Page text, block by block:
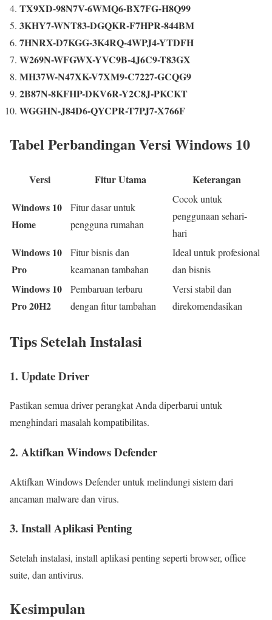
TX9XD-98N7V-6WMQ6-BX7FG-H8Q99
3KHY7-WNT83-DGQKR-F7HPR-844BM
7HNRX-D7KGG-3K4RQ-4WPJ4-YTDFH
W269N-WFGWX-YVC9B-4J6C9-T83GX
MH37W-N47XK-V7XM9-C7227-GCQG9
2B87N-8KFHP-DKV6R-Y2C8J-PKCKT
WGGHN-J84D6-QYCPR-T7PJ7-X766F
Tabel Perbandingan Versi Windows 10
Versi Fitur Utama
Keterangan
Windows 10
Home
Fitur dasar untuk
pengguna rumahan
Cocok untuk
penggunaan sehari-
hari
Windows 10
Pro
Fitur bisnis dan
keamanan tambahan
Ideal untuk profesional
dan bisnis
Windows 10
Pro 20H2
Pembaruan terbaru
dengan fitur tambahan
Versi stabil dan
direkomendasikan
Tips Setelah Instalasi
1. Update Driver
Pastikan semua driver perangkat Anda diperbarui untuk
menghindari masalah kompatibilitas.
2. Aktifkan Windows Defender
Aktifkan Windows Defender untuk melindungi sistem dari
ancaman malware dan virus.
3. Install Aplikasi Penting
Setelah instalasi, install aplikasi penting seperti browser, office
suite, dan antivirus.
Kesimpulan